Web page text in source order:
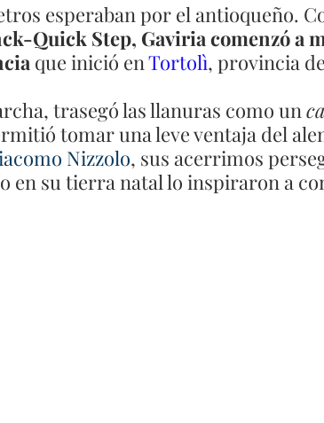
esperaban por el antioqueño.
Quick Step, Gaviria comenzó a
que inició en Tortolì, provincia
trasegó las llanuras como un
tomar una leve ventaja del
Nizzolo, sus acerrimos
en su tierra natal lo inspiraron a